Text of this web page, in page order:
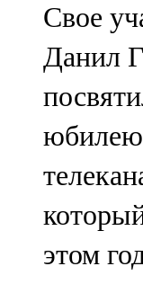
Чистай
103,0
Чүпрәле
91,0 FM
102,3
Яңа
Свое
Данил
юбилею
этом